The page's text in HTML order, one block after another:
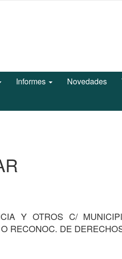
Informes Novedades
Y OTROS C/
RECONOC. DE